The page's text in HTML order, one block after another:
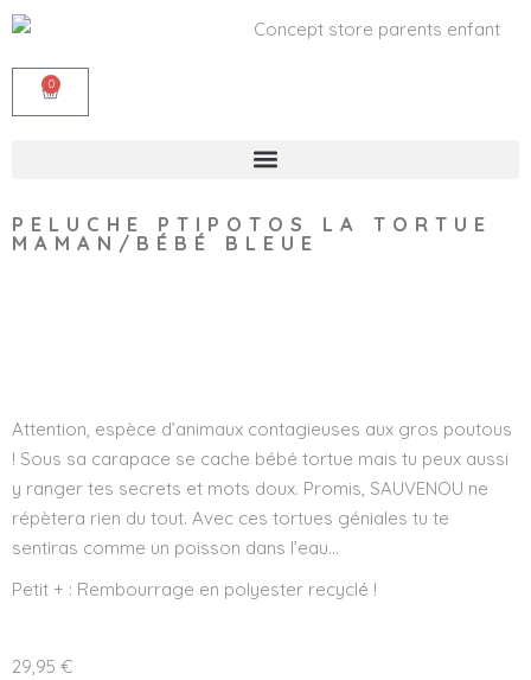
0
PELUCHE PTIPOTOS LA TORTUE
MAMAN/BÉBÉ BLEUE
Attention, espèce d’animaux contagieuses aux gros poutous
! Sous sa carapace se cache bébé tortue mais tu peux aussi
y ranger tes secrets et mots doux. Promis, SAUVENOU ne
répètera rien du tout. Avec ces tortues géniales tu te
sentiras comme un poisson dans l’eau…
Petit + : Rembourrage en polyester recyclé !
29,95 €